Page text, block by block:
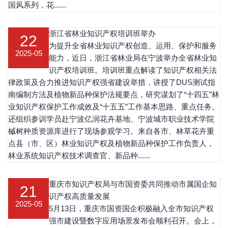
国风系列，花......
22
2025-05
浙江省林业知识产权培训班举办
为提升全省林业知识产权创造、运用、保护和服务
能力，近日，浙江省林业局在宁波举办全省林业知
识产权培训班。培训班重点解读了知识产权相关法
律政策及合力推进知识产权强省建设举措，讲授了DUS测试指
南编制方法及植物新品种保护法规要点，研究谋划了“十四五”林
业知识产权保护工作成效及“十五五”工作基本思路、重点任务。
还组织参训学员赴宁波亿润花卉基地、宁波城市职业技术学院
槭树种质资源库进行了现场参观学习。来自各市、林草花卉重
点县（市、区）林业知识产权及植物新品种保护工作负责人，
林业系统知识产权技术调查官、新品种......
21
2025-05
重庆市知识产权局与市国资委共同推动市属国企知
识产权高质量发展
5月13日，重庆市国资国企积极融入全市知识产权
强市建设暨数字应用场景发布会顺利召开。会上，